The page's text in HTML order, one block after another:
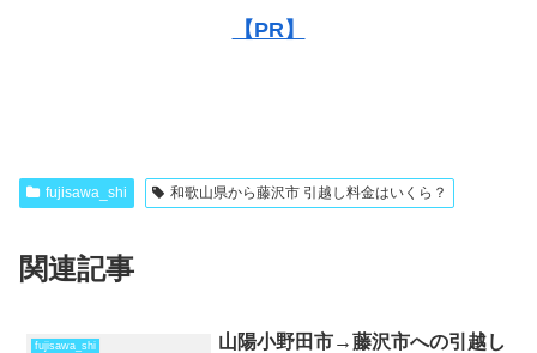
【PR】
fujisawa_shi 和歌山県から藤沢市 引越し料金はいくら？
関連記事
fujisawa_shi
山陽小野田市→藤沢市への引越し